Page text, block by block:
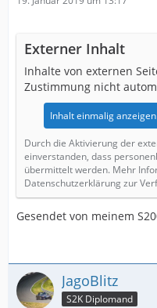
Externer Inhalt
Inhalte von externen
Zustimmung nicht
Inhalt einmalig anzeigen
Durch die Aktivierung der
einverstanden, dass
übermittelt werden. Mehr
Datenschutzerklärung zur
Gesendet von meinem
JagoBlitz
S2K Diplomand